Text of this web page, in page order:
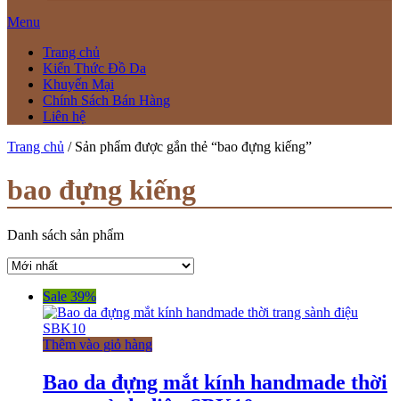
Menu
Trang chủ
Kiến Thức Đồ Da
Khuyến Mại
Chính Sách Bán Hàng
Liên hệ
Trang chủ / Sản phẩm được gắn thẻ “bao đựng kiếng”
bao đựng kiếng
Danh sách sản phẩm
Sale 39%
Thêm vào giỏ hàng
Bao da đựng mắt kính handmade thời